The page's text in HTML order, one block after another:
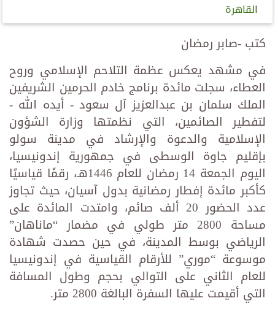
القاهرة
كتب -صابر رمضان
في مشهد يعكس عظمة التلاحم الإسلامي وروح
العطاء، سجلت مائدة برنامج خادم الحرمين الشريفين
الملك سلمان بن عبدالعزيز آل سعود - أيده الله -
لتفطير الصائمين، التي نظمتها وزارة الشؤون
الإسلامية والدعوة والإرشاد في مدينة سولو
بإقليم جاوة الوسطى في جمهورية إندونيسيا،
اليوم الجمعة 14 رمضان للعام 1446هـ، رقمًا قياسيًا
كأكبر مائدة إفطار رمضانية بدول آسيان، حيث تجاوز
عدد الحضور 20 ألف صائم، وامتدت المائدة على
مساحة 2800 متر طولي في مضمار “ماناهان”
الرياضي بوسط المدينة، في حين حصدت شهادة
موسوعة “موري” للأرقام القياسية في إندونيسيا
للعام الثاني على التوالي بحجم وطول المسافة
التي أقيمت عليها السفرة البالغة 2800 متر.